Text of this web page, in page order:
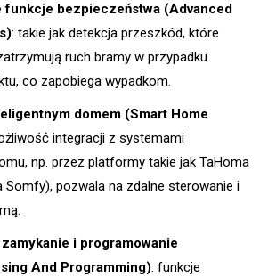
funkcje bezpieczeństwa (Advanced
: takie jak detekcja przeszkód, które
ruch bramy w przypadku
co zapobiega wypadkom.
domem (Smart Home
integracji z systemami
np. przez platformy takie jak TaHoma
Somfy), pozwala na zdalne sterowanie i
i programowanie
And Programming): funkcje